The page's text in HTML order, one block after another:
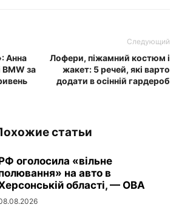
Анна
BMW за
Следующий
Лофери, піжамний костюм і
жакет: 5 речей, які варто
додати в осінній гардероб
статьи
оголосила «вільне
на авто в
області, — ОВА